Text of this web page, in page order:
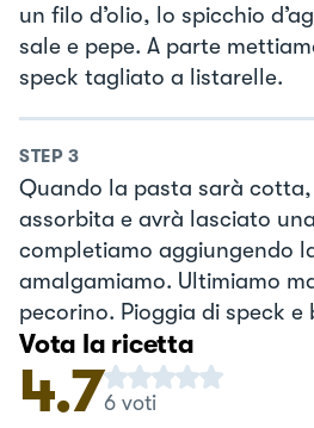
un filo d’olio, lo spicchio
sale e pepe. A parte
speck tagliato a listarelle.
STEP 3
Quando la pasta sarà cotta,
assorbita e avrà lasciato
completiamo aggiungendo
amalgamiamo. Ultimiamo
pecorino. Pioggia di speck
Vota la ricetta
4.76voti